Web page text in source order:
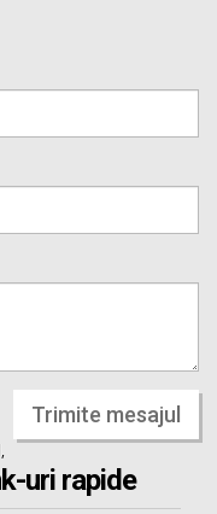
Trimite mesajul
uri rapide